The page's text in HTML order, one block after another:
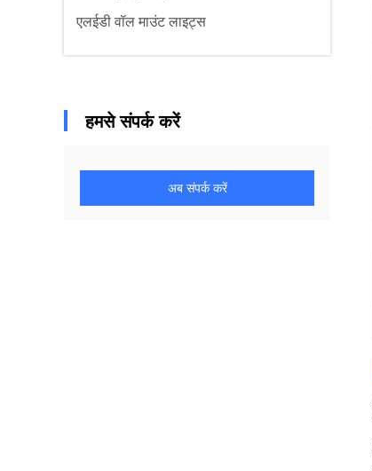
एलईडी वॉल माउंट लाइट्स
हमसे संपर्क करें
अब संपर्क करें